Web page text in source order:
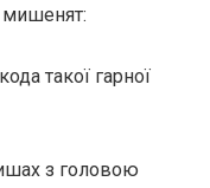
мишенят:
такої гарної
з головою